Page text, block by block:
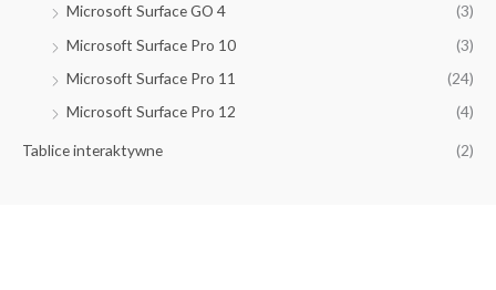
Microsoft Surface GO 4
(3)
Microsoft Surface Pro 10
(3)
Microsoft Surface Pro 11
(24)
Microsoft Surface Pro 12
(4)
Tablice interaktywne (2)